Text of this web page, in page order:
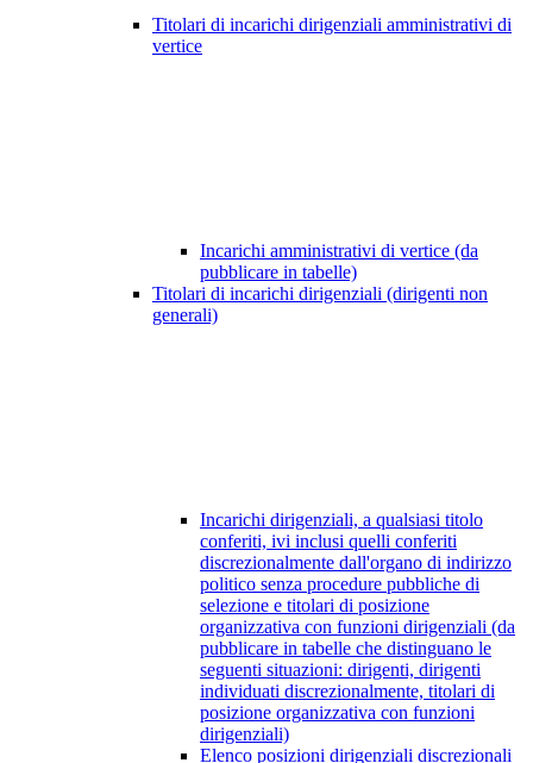
Titolari di incarichi dirigenziali amministrativi di
vertice
Incarichi amministrativi di vertice (da
pubblicare in tabelle)
Titolari di incarichi dirigenziali (dirigenti non
generali)
Incarichi dirigenziali, a qualsiasi titolo
conferiti, ivi inclusi quelli conferiti
discrezionalmente dall'organo di indirizzo
politico senza procedure pubbliche di
selezione e titolari di posizione
organizzativa con funzioni dirigenziali (da
pubblicare in tabelle che distinguano le
seguenti situazioni: dirigenti, dirigenti
individuati discrezionalmente, titolari di
posizione organizzativa con funzioni
dirigenziali)
Elenco posizioni dirigenziali discrezionali